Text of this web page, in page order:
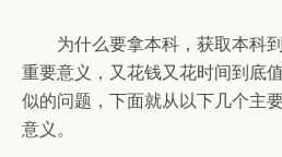
为什么要拿本科，获取本科
重要意义，又花钱又花时间到底
似的问题，下面就从以下几个主
意义。